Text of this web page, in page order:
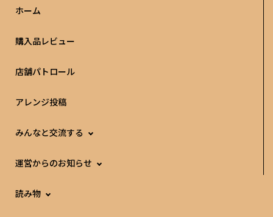
ホーム
購入品レビュー
店舗パトロール
アレンジ投稿
みんなと交流する
運営からのお知らせ
読み物